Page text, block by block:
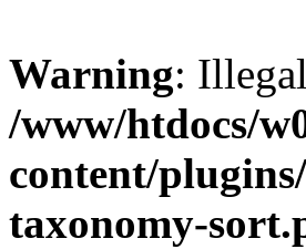
Warning:
/www/htdocs/
content/
taxonomy-